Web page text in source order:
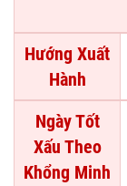
Hướng Xuất
Hành
Ngày Tốt
Xấu Theo
Khổng Minh